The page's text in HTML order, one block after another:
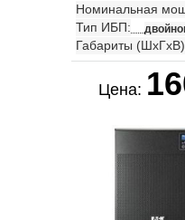
Номинальная
Тип ИБП:
Габариты
Цена: